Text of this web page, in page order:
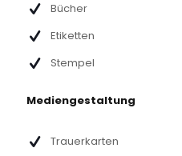
Bücher
Etiketten
Stempel
Mediengestaltung
Trauerkarten